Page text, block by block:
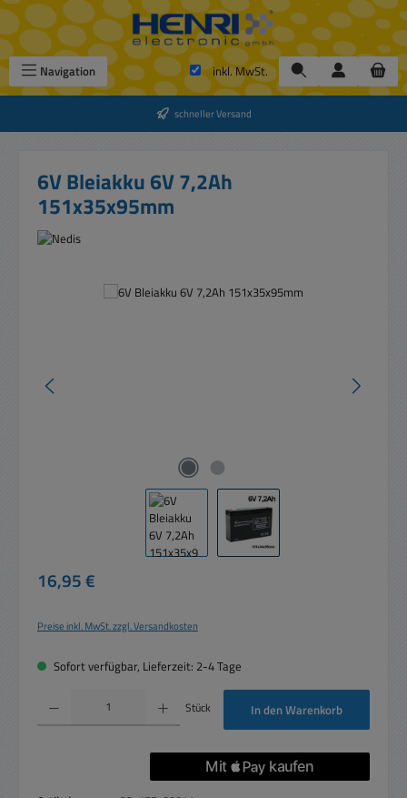
Zum Hauptinhalt springen
Navigation inkl. MwSt.
schneller Versand
6V Bleiakku 6V 7,2Ah
151x35x95mm
Bildergalerie überspringen
Regulärer Preis:
16,95 €
Preise inkl. MwSt. zzgl. Versandkosten
Sofort verfügbar, Lieferzeit: 2-4 Tage
Produkt Anzahl: Gib den gewünschten Wert ein oder benutze die Schaltflächen um
Stück In den Warenkorb